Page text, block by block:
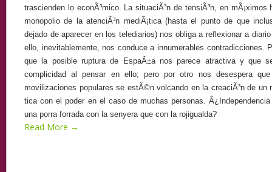
trascienden lo econÃ³mico. La situaciÃ³n de tensiÃ³n, en mÃ¡ximos
monopolio de la atenciÃ³n mediÃ¡tica (hasta el punto de que
dejado de aparecer en los telediarios) nos obliga a reflexionar a
ello, inevitablemente, nos conduce a innumerables contradicciones.
que la posible ruptura de EspaÃ±a nos parece atractiva y que
complicidad al pensar en ello; pero por otro nos desespera
movilizaciones populares se estÃ©n volcando en la creaciÃ³n de
tica con el poder en el caso de muchas personas.
una porra forrada con la senyera que con la rojigualda?
Read More →